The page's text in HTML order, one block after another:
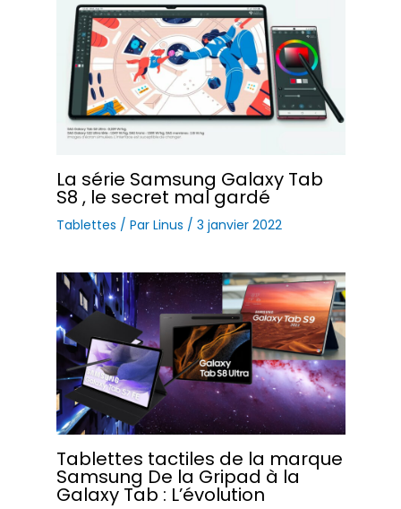
La série Samsung Galaxy Tab
S8 , le secret mal gardé
Tablettes / Par Linus / 3 janvier 2022
Tablettes tactiles de la marque
Samsung De la Gripad à la
Galaxy Tab : L’évolution